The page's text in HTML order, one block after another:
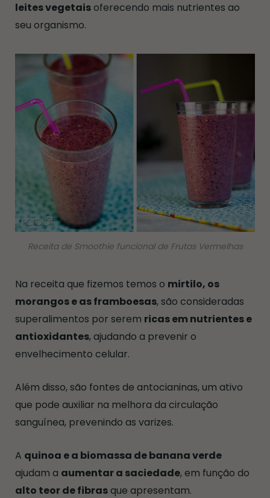
leites vegetaisoferecendo mais nutrientes ao
seu organismo.
Receita de Smoothie funcional de Frutas Vermelhas
Na receita que fizemos temos o mirtilo, os
morangos e as framboesas, são consideradas
superalimentos por serem ricas em nutrientes e
antioxidantes, ajudando a prevenir o
envelhecimento celular.
Além disso, são fontes de antocianinas, um ativo
que pode auxiliar na melhora da circulação
sanguínea, prevenindo as varizes.
A quinoa e a biomassa de banana verde
ajudam a aumentar a saciedade, em função do
alto teor de fibrasque apresentam.